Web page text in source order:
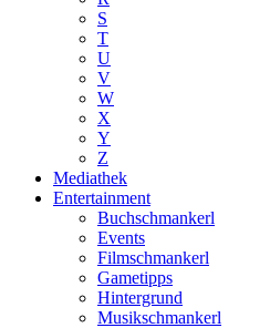
S
T
U
V
W
X
Y
Z
Mediathek
Entertainment
Buchschmankerl
Events
Filmschmankerl
Gametipps
Hintergrund
Musikschmankerl